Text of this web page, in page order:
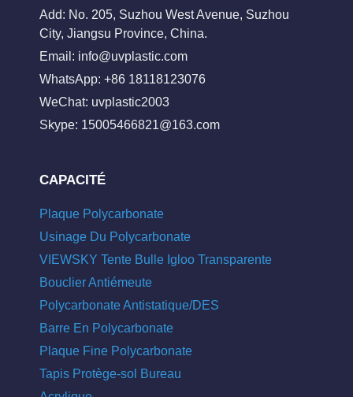
Add: No. 205, Suzhou West Avenue, Suzhou
City, Jiangsu Province, China.
Email: info@uvplastic.com
WhatsApp: +86 18118123076
WeChat: uvplastic2003
Skype: 15005466821@163.com
CAPACITÉ
Plaque Polycarbonate
Usinage Du Polycarbonate
VIEWSKY Tente Bulle Igloo Transparente
Bouclier Antiémeute
Polycarbonate Antistatique/DES
Barre En Polycarbonate
Plaque Fine Polycarbonate
Tapis Protège-sol Bureau